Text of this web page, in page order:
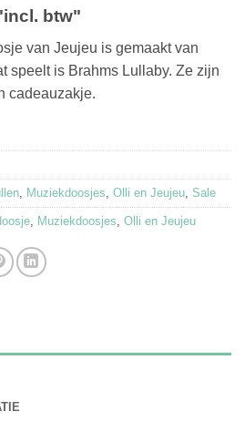
prijs
btw"
van Jeujeu is gemaakt van
speelt is Brahms Lullaby. Ze zijn
cadeauzakje.
, Muziekdoosjes, Olli en Jeujeu, Sale
, Muziekdoosjes, Olli en Jeujeu